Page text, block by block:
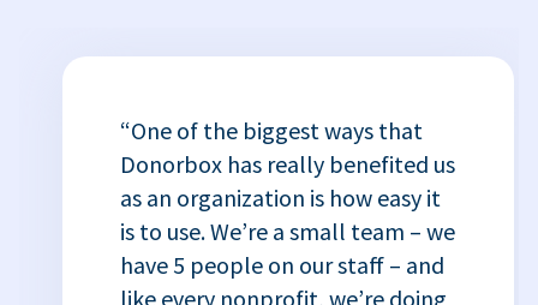
“One of the biggest ways that
Donorbox has really benefited us
as an organization is how easy it
is to use. We’re a small team – we
have 5 people on our staff – and
like every nonprofit, we’re doing